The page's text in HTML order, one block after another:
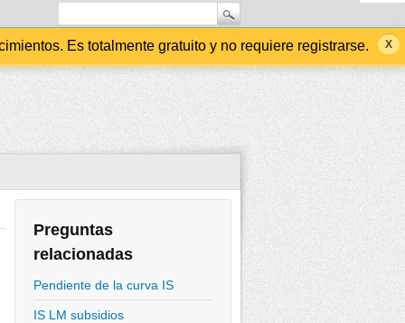
Es totalmente gratuito y no requiere registrarse.
Preguntas
relacionadas
Pendiente de la curva IS
IS LM subsidios